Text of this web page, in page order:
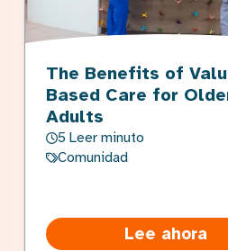
The Benefits of
Based Care for
Adults
5 Leer minuto
Comunidad
Lee ahora